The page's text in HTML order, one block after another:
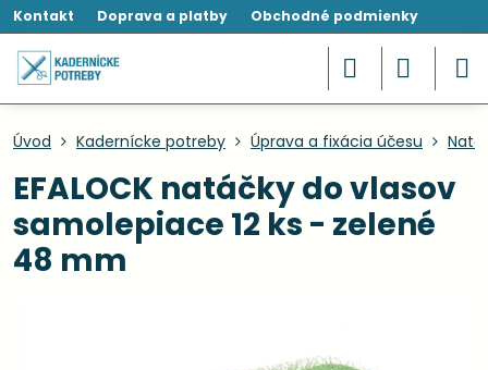
Kontakt Doprava a platby Obchodné podmienky
Úvod Kadernícke potreby Úprava a fixácia účesu
EFALOCK natáčky do vlasov
samolepiace 12 ks - zelené
48 mm